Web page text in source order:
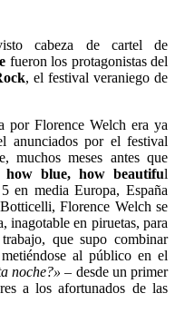
cabeza de cartel de
fueron los protagonistas del
, el festival veraniego de
por Florence Welch era ya
anunciados por el festival
muchos meses antes que
blue, how beautiful
en media Europa, España
Florence Welch se
inagotable en piruetas, para
que supo combinar
al público en el
noche?» – desde un primer
a los afortunados de las